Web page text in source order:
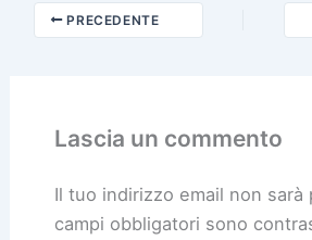
PRECEDENTE
Lascia un commento
Il tuo indirizzo email non sarà
campi obbligatori sono